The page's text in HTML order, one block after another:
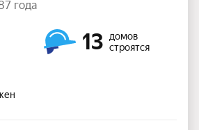
года
13
домов
строятся